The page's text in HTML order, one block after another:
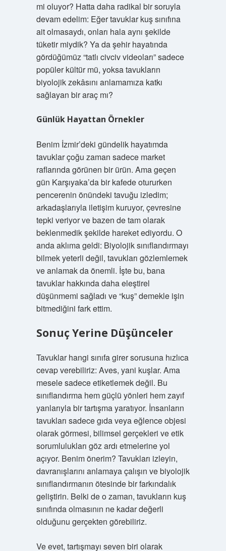
mi oluyor? Hatta daha radikal bir soruyla
devam edelim: Eğer tavuklar kuş sınıfına
ait olmasaydı, onları hala aynı şekilde
tüketir miydik? Ya da şehir hayatında
gördüğümüz “tatlı civciv videoları” sadece
popüler kültür mü, yoksa tavukların
biyolojik zekâsını anlamamıza katkı
sağlayan bir araç mı?
Günlük Hayattan Örnekler
Benim İzmir’deki gündelik hayatımda
tavuklar çoğu zaman sadece market
raflarında görünen bir ürün. Ama geçen
gün Karşıyaka’da bir kafede otururken
pencerenin önündeki tavuğu izledim;
arkadaşlarıyla iletişim kuruyor, çevresine
tepki veriyor ve bazen de tam olarak
beklenmedik şekilde hareket ediyordu. O
anda aklıma geldi: Biyolojik sınıflandırmayı
bilmek yeterli değil, tavukları gözlemlemek
ve anlamak da önemli. İşte bu, bana
tavuklar hakkında daha eleştirel
düşünmemi sağladı ve “kuş” demekle işin
bitmediğini fark ettim.
Sonuç Yerine Düşünceler
Tavuklar hangi sınıfa girer sorusuna hızlıca
cevap verebiliriz: Aves, yani kuşlar. Ama
mesele sadece etiketlemek değil. Bu
sınıflandırma hem güçlü yönleri hem zayıf
yanlarıyla bir tartışma yaratıyor. İnsanların
tavukları sadece gıda veya eğlence objesi
olarak görmesi, bilimsel gerçekleri ve etik
sorumlulukları göz ardı etmelerine yol
açıyor. Benim önerim? Tavukları izleyin,
davranışlarını anlamaya çalışın ve biyolojik
sınıflandırmanın ötesinde bir farkındalık
geliştirin. Belki de o zaman, tavukların kuş
sınıfında olmasının ne kadar değerli
olduğunu gerçekten görebiliriz.
Ve evet, tartışmayı seven biri olarak